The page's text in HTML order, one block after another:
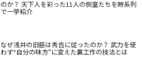
のか？ 天下人を彩った11人の側室たちを時系列
で一挙紹介
なぜ浅井の旧臣は秀吉に従ったのか？ 武力を使
わず“自分の味方”に変えた裏工作の技法とは